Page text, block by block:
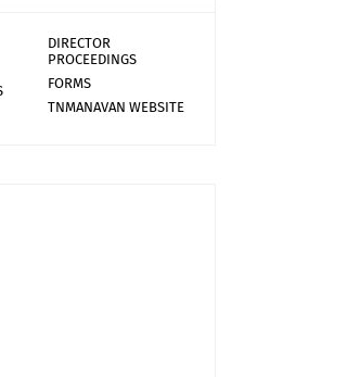
DIRECTOR
PROCEEDINGS
FORMS
TNMANAVAN WEBSITE